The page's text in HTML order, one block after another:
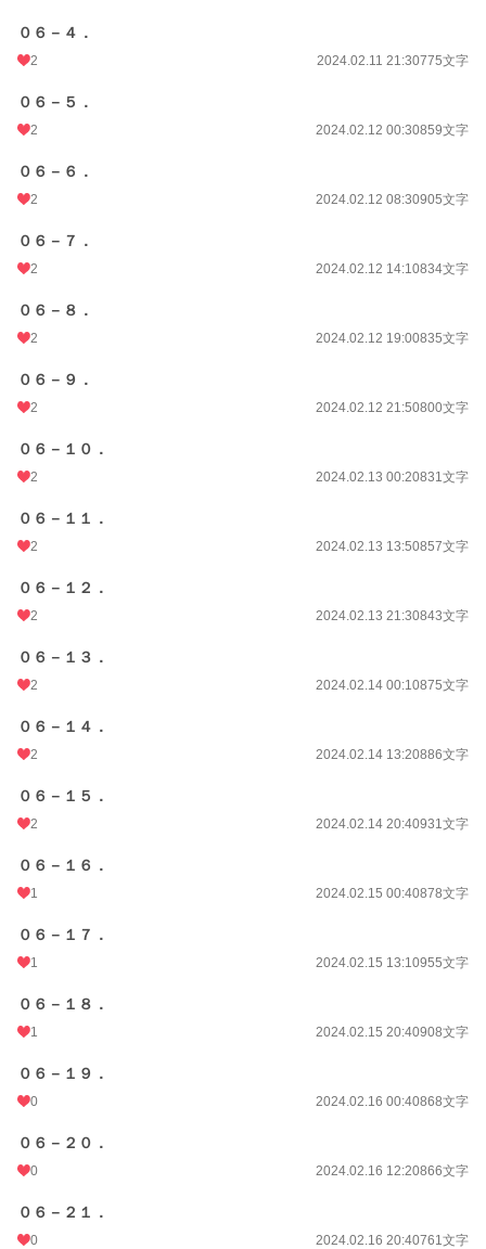
０６－４．
2 2024.02.11 21:30775文字
０６－５．
2 2024.02.12 00:30859文字
０６－６．
2 2024.02.12 08:30905文字
０６－７．
2 2024.02.12 14:10834文字
０６－８．
2 2024.02.12 19:00835文字
０６－９．
2 2024.02.12 21:50800文字
０６－１０．
2 2024.02.13 00:20831文字
０６－１１．
2 2024.02.13 13:50857文字
０６－１２．
2 2024.02.13 21:30843文字
０６－１３．
2 2024.02.14 00:10875文字
０６－１４．
2 2024.02.14 13:20886文字
０６－１５．
2 2024.02.14 20:40931文字
０６－１６．
1 2024.02.15 00:40878文字
０６－１７．
1 2024.02.15 13:10955文字
０６－１８．
1 2024.02.15 20:40908文字
０６－１９．
0 2024.02.16 00:40868文字
０６－２０．
0 2024.02.16 12:20866文字
０６－２１．
0 2024.02.16 20:40761文字